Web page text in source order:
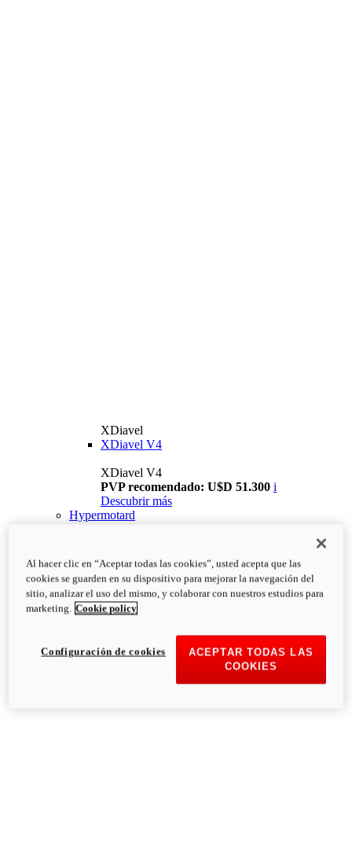
XDiavel
XDiavel V4
XDiavel V4
PVP recomendado: U$D 51.300 i
Descubrir más
Hypermotard
Al hacer clic en “Aceptar todas las cookies”, usted acepta que las
cookies se guarden en su dispositivo para mejorar la navegación del
sitio, analizar el uso del mismo, y colaborar con nuestros estudios para
marketing. Cookie policy
ACEPTAR TODAS LAS
COOKIES
Configuración de cookies